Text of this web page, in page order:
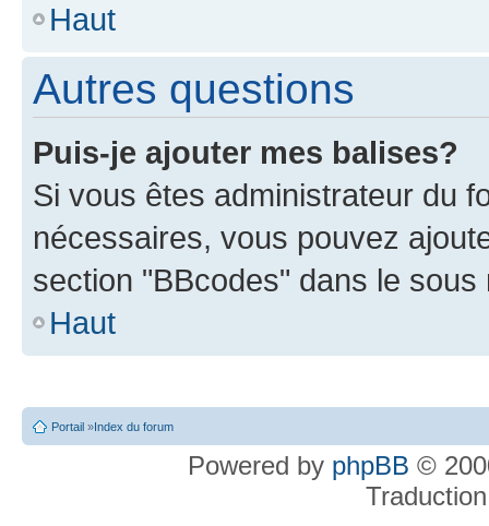
Haut
Autres questions
Puis-je ajouter mes balises?
Si vous êtes administrateur du
nécessaires, vous pouvez
section "BBcodes" dans le
Haut
Portail »Index du forum
Powered by phpBB ©